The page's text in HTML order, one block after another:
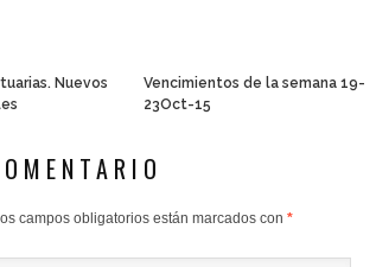
Nuevos
Vencimientos de la semana 19-
23Oct-15
campos obligatorios están marcados con *